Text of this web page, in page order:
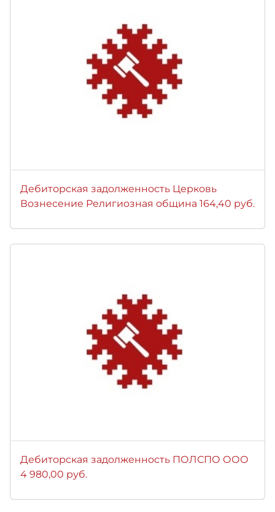
Дебиторская задолженность Церковь
Вознесение Религиозная община 164,40 руб.
Дебиторская задолженность ПОЛСПО ООО
4 980,00 руб.